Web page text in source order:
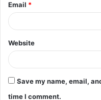
Email *
Website
Save my name, email,
time I comment.